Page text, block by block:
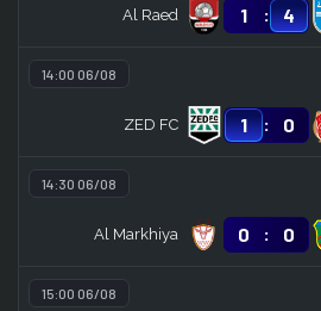
Al Raed 1 : 4
14:00 06/08
ZED FC 1 : 0
14:30 06/08
Al Markhiya 0 : 0
15:00 06/08